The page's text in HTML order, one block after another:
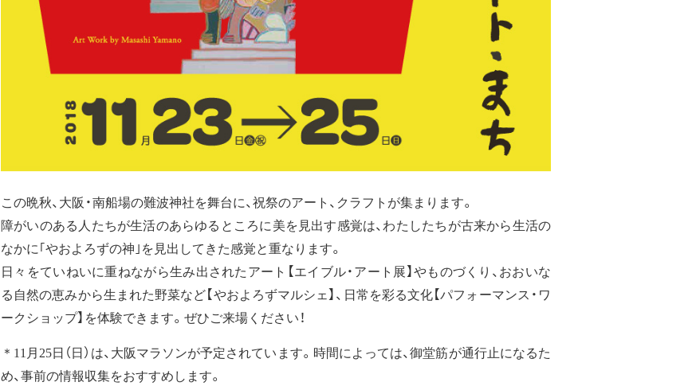
この晩秋、大阪・南船場の難波神社を舞台に、祝祭のアート、クラフトが集まります。
障がいのある人たちが生活のあらゆるところに美を見出す感覚は、わたしたちが古来から生活の
なかに｢やおよろずの神｣を見出してきた感覚と重なります。
日々をていねいに重ねながら生み出されたアート【エイブル・アート展】やものづくり、おおいな
る自然の恵みから生まれた野菜など【やおよろずマルシェ】、日常を彩る文化【パフォーマンス・ワ
ークショップ】を体験できます。ぜひご来場ください！
＊11月25日（日）は、大阪マラソンが予定されています。時間によっては、御堂筋が通行止になるた
め、事前の情報収集をおすすめします。